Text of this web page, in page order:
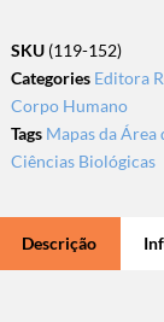
SKU (119-152)
Categories Editora
Corpo Humano
Tags Mapas da Área
Ciências Biológicas
Descrição